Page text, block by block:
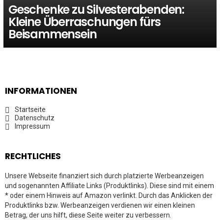
Geschenke zu Silvesterabenden:
Kleine Überraschungen fürs
Beisammensein
INFORMATIONEN
Startseite
Datenschutz
Impressum
RECHTLICHES
Unsere Webseite finanziert sich durch platzierte Werbeanzeigen
und sogenannten Affiliate Links (Produktlinks). Diese sind mit einem
* oder einem Hinweis auf Amazon verlinkt. Durch das Anklicken der
Produktlinks bzw. Werbeanzeigen verdienen wir einen kleinen
Betrag, der uns hilft, diese Seite weiter zu verbessern.